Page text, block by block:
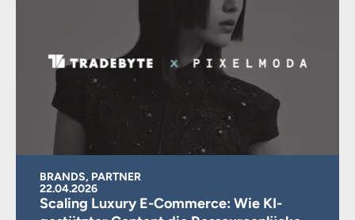
BRANDS, PARTNER
22.04.2026
Scaling Luxury E-Commerce: Wie KI-